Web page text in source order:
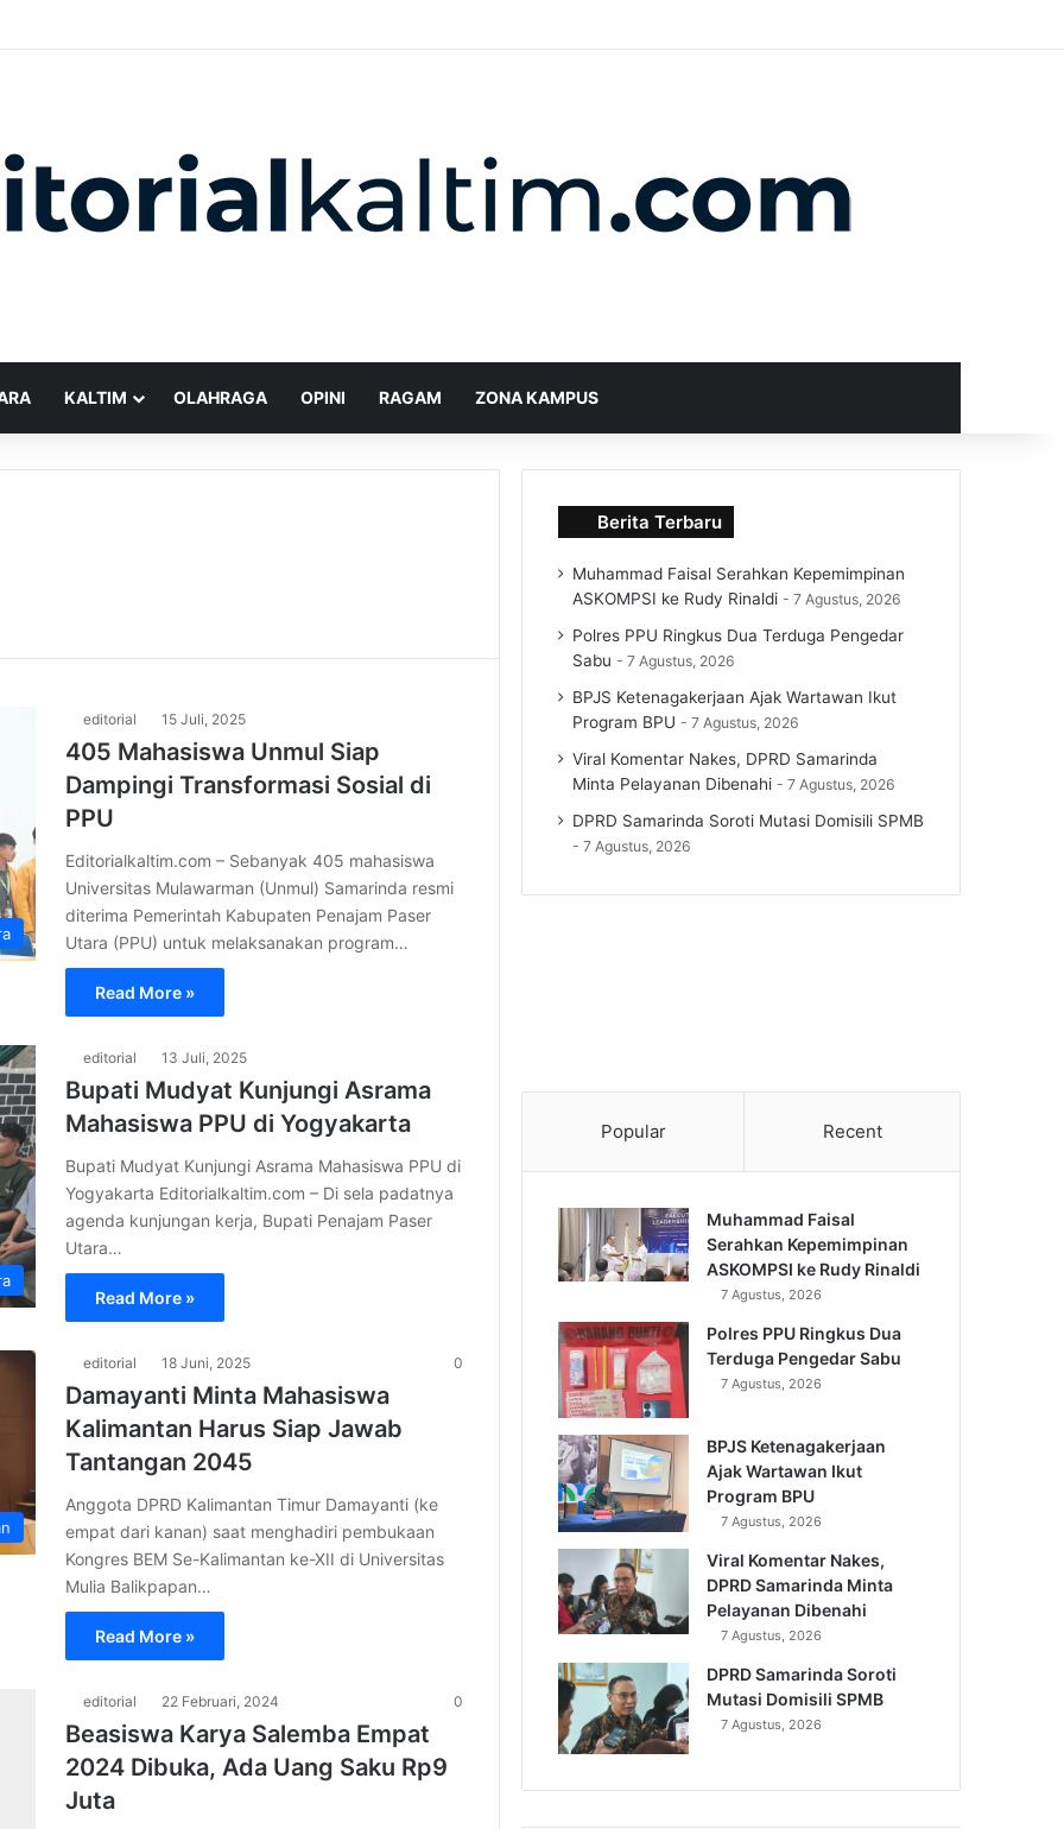
KALTIM OLAHRAGA OPINI RAGAM ZONA KAMPUS
editorial 15 Juli, 2025
405 Mahasiswa Unmul Siap
Dampingi Transformasi Sosial di
PPU
Editorialkaltim.com – Sebanyak 405 mahasiswa
Universitas Mulawarman (Unmul) Samarinda resmi
diterima Pemerintah Kabupaten Penajam Paser
Utara (PPU) untuk melaksanakan program…
Read More »
editorial 13 Juli, 2025
Bupati Mudyat Kunjungi Asrama
Mahasiswa PPU di Yogyakarta
Bupati Mudyat Kunjungi Asrama Mahasiswa PPU di
Yogyakarta Editorialkaltim.com – Di sela padatnya
agenda kunjungan kerja, Bupati Penajam Paser
Utara…
Read More »
editorial 18 Juni, 2025 0
Damayanti Minta Mahasiswa
Kalimantan Harus Siap Jawab
Tantangan 2045
Anggota DPRD Kalimantan Timur Damayanti (ke
empat dari kanan) saat menghadiri pembukaan
Kongres BEM Se-Kalimantan ke-XII di Universitas
Mulia Balikpapan…
Read More »
editorial 22 Februari, 2024 0
Beasiswa Karya Salemba Empat
2024 Dibuka, Ada Uang Saku Rp9
Juta
Berita Terbaru
Muhammad Faisal Serahkan Kepemimpinan
ASKOMPSI ke Rudy Rinaldi
7 Agustus, 2026
Polres PPU Ringkus Dua Terduga Pengedar
Sabu
7 Agustus, 2026
BPJS Ketenagakerjaan Ajak Wartawan Ikut
Program BPU
7 Agustus, 2026
Viral Komentar Nakes, DPRD Samarinda
Minta Pelayanan Dibenahi
7 Agustus, 2026
DPRD Samarinda Soroti Mutasi Domisili SPMB
7 Agustus, 2026
Popular Recent
Muhammad Faisal
Serahkan Kepemimpinan
ASKOMPSI ke Rudy Rinaldi
7 Agustus, 2026
Polres PPU Ringkus Dua
Terduga Pengedar Sabu
7 Agustus, 2026
BPJS Ketenagakerjaan
Ajak Wartawan Ikut
Program BPU
7 Agustus, 2026
Viral Komentar Nakes,
DPRD Samarinda Minta
Pelayanan Dibenahi
7 Agustus, 2026
DPRD Samarinda Soroti
Mutasi Domisili SPMB
7 Agustus, 2026